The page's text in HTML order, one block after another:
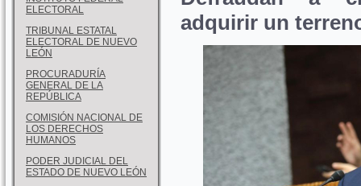
ELECTORAL
TRIBUNAL ESTATAL
ELECTORAL DE NUEVO
LEÓN
PROCURADURÍA
GENERAL DE LA
REPÚBLICA
COMISIÓN NACIONAL DE
LOS DERECHOS
HUMANOS
PODER JUDICIAL DEL
ESTADO DE NUEVO LEÓN
adquirir un